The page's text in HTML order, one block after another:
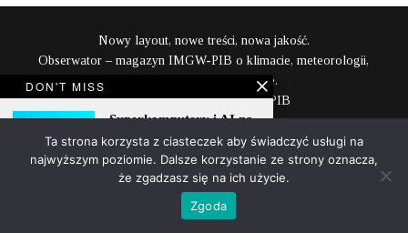
Nowy layout, nowe treści, nowa jakość.
Obserwator – magazyn IMGW-PIB o klimacie, meteorologii,
hydrologii i naszej planecie.
Zespół Komunikacji IMGW-PIB
content@imgw.pl
Powyższa strona jest serwisem informacyjnym IMGW-PIB
©IMGW-PIB
DON'T MISS
Superkomputery i AI na
froncie pogodowym
Ta strona korzysta z ciasteczek aby świadczyć usługi na
najwyższym poziomie. Dalsze korzystanie ze strony oznacza,
że zgadzasz się na ich użycie.
Zgoda